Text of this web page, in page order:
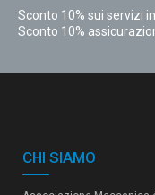
Sconto 10% sui servizi
Sconto 10%
CHI SIAMO